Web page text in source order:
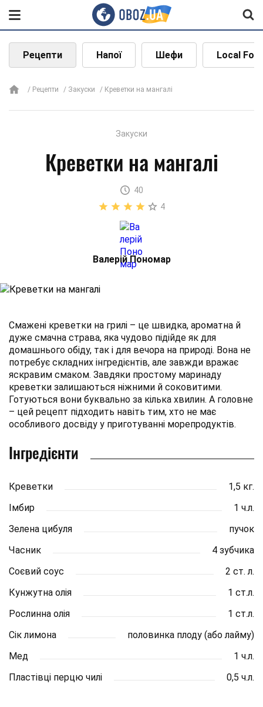
Рецепти Напої Шефи Local
Рецепти Закуски Креветки на мангалі
Закуски
Креветки на мангалі
40
4
Валерій Пономар
Смажені креветки на грилі – це швидка, ароматна й
дуже смачна страва, яка чудово підійде як для
домашнього обіду, так і для вечора на природі. Вона не
потребує складних інгредієнтів, але завжди вражає
яскравим смаком. Завдяки простому маринаду
креветки залишаються ніжними й соковитими.
Готуються вони буквально за кілька хвилин. А головне
– цей рецепт підходить навіть тим, хто не має
особливого досвіду у приготуванні морепродуктів.
Інгредієнти
Креветки
1,5 кг.
Імбир
1 ч.л.
Зелена цибуля
пучок
Часник
4 зубчика
Соєвий соус
2 ст. л.
Кунжутна олія
1 ст.л.
Рослинна олія
1 ст.л.
Сік лимона
половинка плоду (або лайму)
Мед
1 ч.л.
Пластівці перцю чилі
0,5 ч.л.